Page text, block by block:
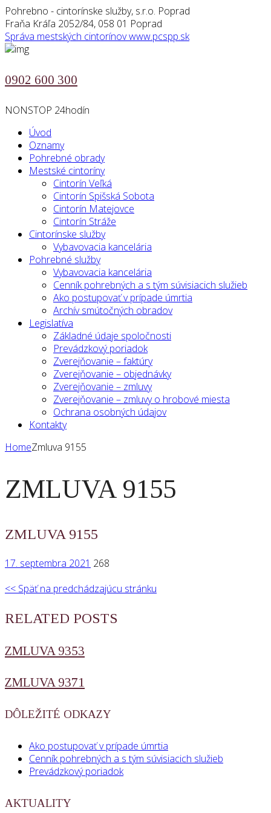
Pohrebno - cintorínske služby, s.r.o. Poprad
Fraňa Kráľa 2052/84, 058 01 Poprad
Správa mestských cintorínovwww.pcspp.sk
0902 600 300
NONSTOP 24hodín
Úvod
Oznamy
Pohrebné obrady
Mestské cintoríny
Cintorín Veľká
Cintorín Spišská Sobota
Cintorín Matejovce
Cintorín Stráže
Cintorínske služby
Vybavovacia kancelária
Pohrebné služby
Vybavovacia kancelária
Cenník pohrebných a s tým súvisiacich služieb
Ako postupovať v prípade úmrtia
Archív smútočných obradov
Legislatíva
Základné údaje spoločnosti
Prevádzkový poriadok
Zverejňovanie – faktúry
Zverejňovanie – objednávky
Zverejňovanie – zmluvy
Zverejňovanie – zmluvy o hrobové miesta
Ochrana osobných údajov
Kontakty
HomeZmluva 9155
ZMLUVA 9155
ZMLUVA 9155
17. septembra 2021 268
<< Späť na predchádzajúcu stránku
RELATED POSTS
ZMLUVA 9353
ZMLUVA 9371
DÔLEŽITÉ ODKAZY
Ako postupovať v prípade úmrtia
Cenník pohrebných a s tým súvisiacich služieb
Prevádzkový poriadok
AKTUALITY